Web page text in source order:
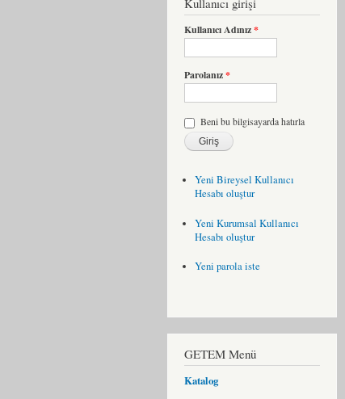
Kullanıcı Adınız*
Parolanız*
Beni bu bilgisayarda hatırla
Yeni Bireysel Kullanıcı
Hesabı oluştur
Yeni Kurumsal Kullanıcı
Hesabı oluştur
Yeni parola iste
GETEM Menü
Katalog